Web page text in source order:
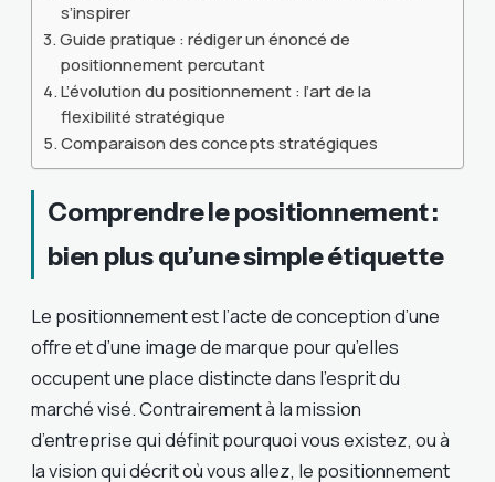
s’inspirer
Guide pratique : rédiger un énoncé de
positionnement percutant
L’évolution du positionnement : l’art de la
flexibilité stratégique
Comparaison des concepts stratégiques
Comprendre le positionnement :
bien plus qu’une simple étiquette
Le positionnement est l’acte de conception d’une
offre et d’une image de marque pour qu’elles
occupent une place distincte dans l’esprit du
marché visé. Contrairement à la mission
d’entreprise qui définit pourquoi vous existez, ou à
la vision qui décrit où vous allez, le positionnement